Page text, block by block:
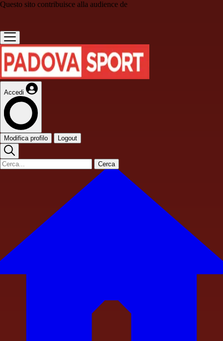
Questo sito contribuisce alla audience de
Accedi
Modifica profilo Logout
Cerca